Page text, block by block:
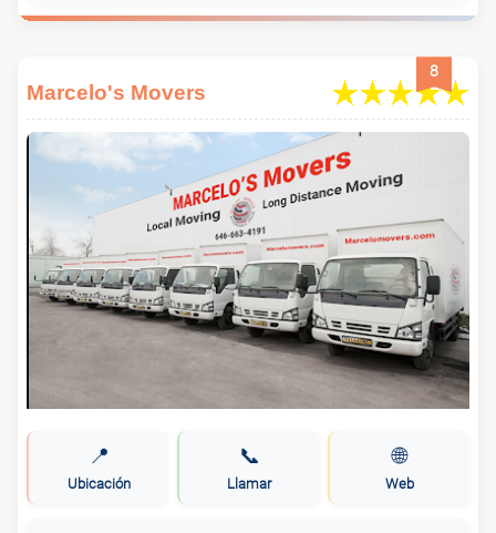
8
Marcelo's Movers
📍
Ubicación
📞
Llamar
🌐
Web